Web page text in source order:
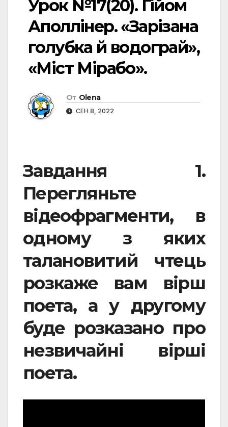
Урок №17(20). Ґійом
Аполлінер. «Зарізана
голубка й водограй»,
«Міст Мірабо».
От Olena
СЕН 8, 2022
Завдання 1.
Перегляньте
відеофрагменти, в
одному з яких
талановитий чтець
розкаже вам вірш
поета, а у другому
буде розказано про
незвичайні вірші
поета.